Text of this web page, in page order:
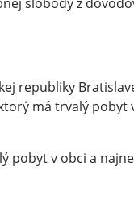
republiky
má trvalý pobyt
pobyt v obci a